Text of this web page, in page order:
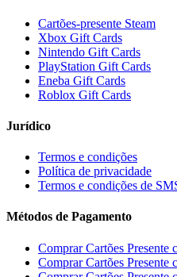
Cartões-presente Steam
Xbox Gift Cards
Nintendo Gift Cards
PlayStation Gift Cards
Eneba Gift Cards
Roblox Gift Cards
Jurídico
Termos e condições
Política de privacidade
Termos e condições de
Métodos de Pagamento
Comprar Cartões Presente
Comprar Cartões Presente